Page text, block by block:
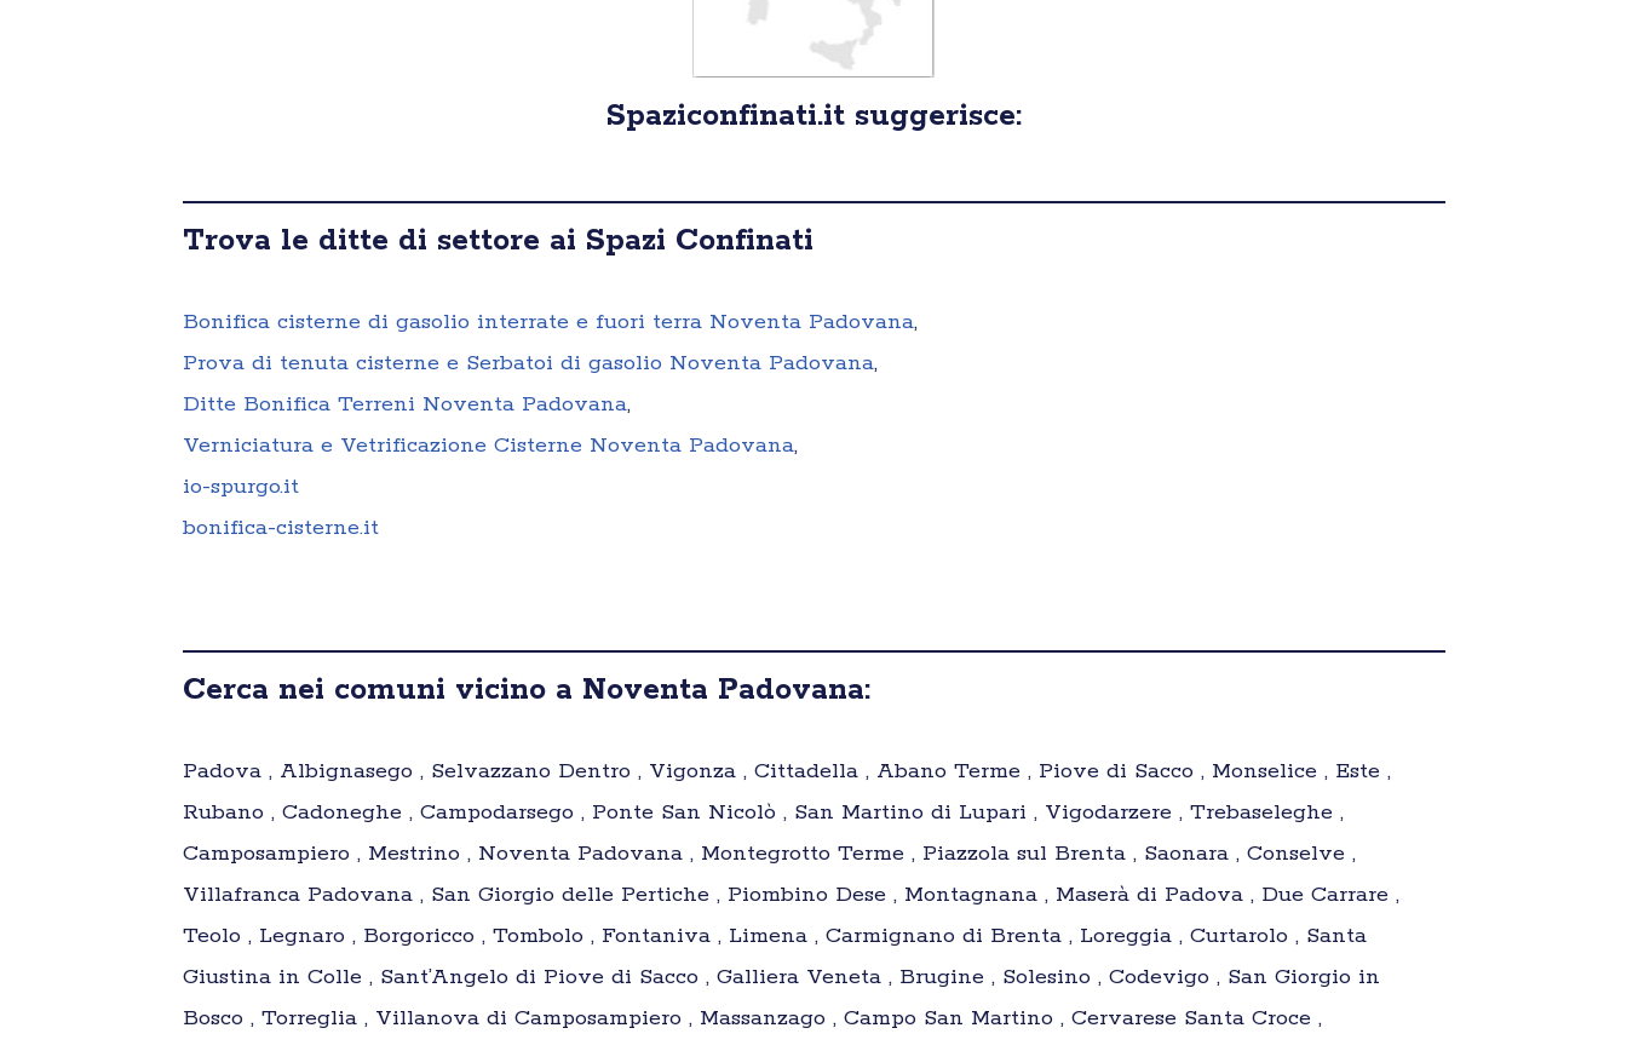
Spaziconfinati.it suggerisce:
Trova le ditte di settore ai Spazi Confinati
Bonifica cisterne di gasolio interrate e fuori terra Noventa Padovana,
Prova di tenuta cisterne e Serbatoi di gasolio Noventa Padovana,
Ditte Bonifica Terreni Noventa Padovana,
Verniciatura e Vetrificazione Cisterne Noventa Padovana,
io-spurgo.it
bonifica-cisterne.it
Cerca nei comuni vicino a Noventa Padovana:
Padova , Albignasego , Selvazzano Dentro , Vigonza , Cittadella , Abano Terme , Piove di Sacco , Monselice , Este ,
Rubano , Cadoneghe , Campodarsego , Ponte San Nicolò , San Martino di Lupari , Vigodarzere , Trebaseleghe ,
Camposampiero , Mestrino , Noventa Padovana , Montegrotto Terme , Piazzola sul Brenta , Saonara , Conselve ,
Villafranca Padovana , San Giorgio delle Pertiche , Piombino Dese , Montagnana , Maserà di Padova , Due Carrare ,
Teolo , Legnaro , Borgoricco , Tombolo , Fontaniva , Limena , Carmignano di Brenta , Loreggia , Curtarolo , Santa
Giustina in Colle , Sant’Angelo di Piove di Sacco , Galliera Veneta , Brugine , Solesino , Codevigo , San Giorgio in
Bosco , Torreglia , Villanova di Camposampiero , Massanzago , Campo San Martino , Cervarese Santa Croce ,